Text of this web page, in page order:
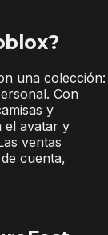
una colección:
Con
y
el avatar y
ventas
cuenta,